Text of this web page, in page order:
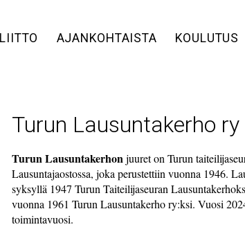
LIITTO AJANKOHTAISTA KOULUTUS
Turun Lausuntakerho ry
Turun Lausuntakerhonjuuret on Turun
Lausuntajaostossa, joka perustettiin vuonna 1946.
syksyllä 1947 Turun Taiteilijaseuran
vuonna 1961 Turun Lausuntakerho ry:ksi. Vuosi
toimintavuosi.